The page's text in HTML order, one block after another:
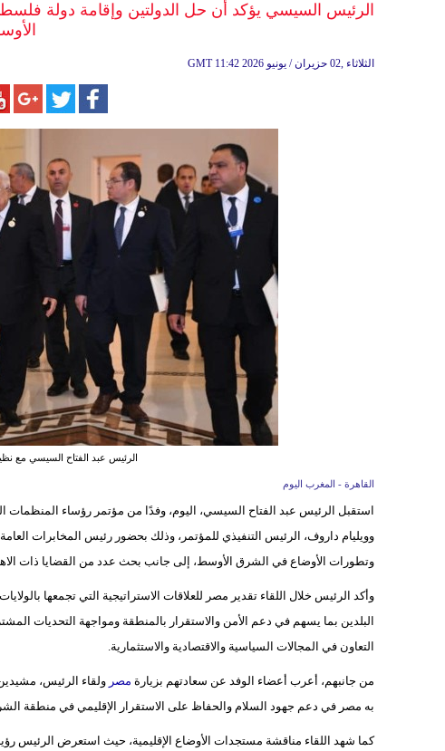
الرئيس السيسي يؤكد أن حل الدولتين وإقامة دولة
GMT 11:42 2026 الثلاثاء ,02 حزيران / يونيو
الرئيس عبد الفتاح السيسي مع
القاهرة - المغرب اليوم
استقبل الرئيس عبد الفتاح السيسي، اليوم، وفدًا من مؤتمر رؤساء المنظمات
وويليام داروف، الرئيس التنفيذي للمؤتمر، وذلك بحضور رئيس المخابرات
وتطورات الأوضاع في الشرق الأوسط، إلى جانب بحث عدد من القضايا ذات
وأكد الرئيس خلال اللقاء تقدير مصر للعلاقات الاستراتيجية التي تجمعها
البلدين بما يسهم في دعم الأمن والاستقرار بالمنطقة ومواجهة التحديات
التعاون في المجالات السياسية والاقتصادية والاستثمارية.
من جانبهم، أعرب أعضاء الوفد عن سعادتهم بزيارة مصر ولقاء الرئيس،
به مصر في دعم جهود السلام والحفاظ على الاستقرار الإقليمي في منطقة
كما شهد اللقاء مناقشة مستجدات الأوضاع الإقليمية، حيث استعرض الرئيس